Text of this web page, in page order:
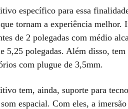
específico para essa
tornam a experiência melhor.
de 2 polegadas com médio
5,25 polegadas. Além disso,
com plugue de 3,5mm.
tem, ainda, suporte para
espacial. Com eles, a